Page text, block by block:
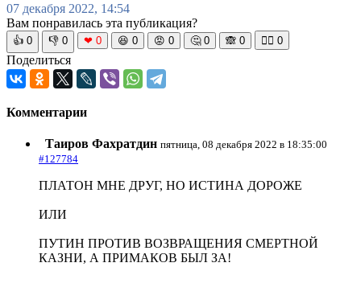
07 декабря 2022, 14:54
Вам понравилась эта публикация?
👍 0 👎 0 ❤ 0 😆 0 😡 0 🤔 0 🙈 0 🧘‍♀️ 0
Поделиться
Комментарии
Таиров Фахратдин пятница, 08 декабря 2022 в 18:35:00
#127784
ПЛАТОН МНЕ ДРУГ, НО ИСТИНА ДОРОЖЕ
ИЛИ
ПУТИН ПРОТИВ ВОЗВРАЩЕНИЯ СМЕРТНОЙ
КАЗНИ, А ПРИМАКОВ БЫЛ ЗА!